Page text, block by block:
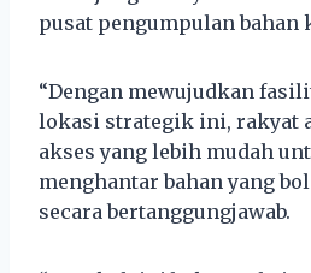
pusat pengumpulan bahan
“Dengan mewujudkan
lokasi strategik ini, rakyat
akses yang lebih mudah
menghantar bahan yang
secara bertanggungjawab.